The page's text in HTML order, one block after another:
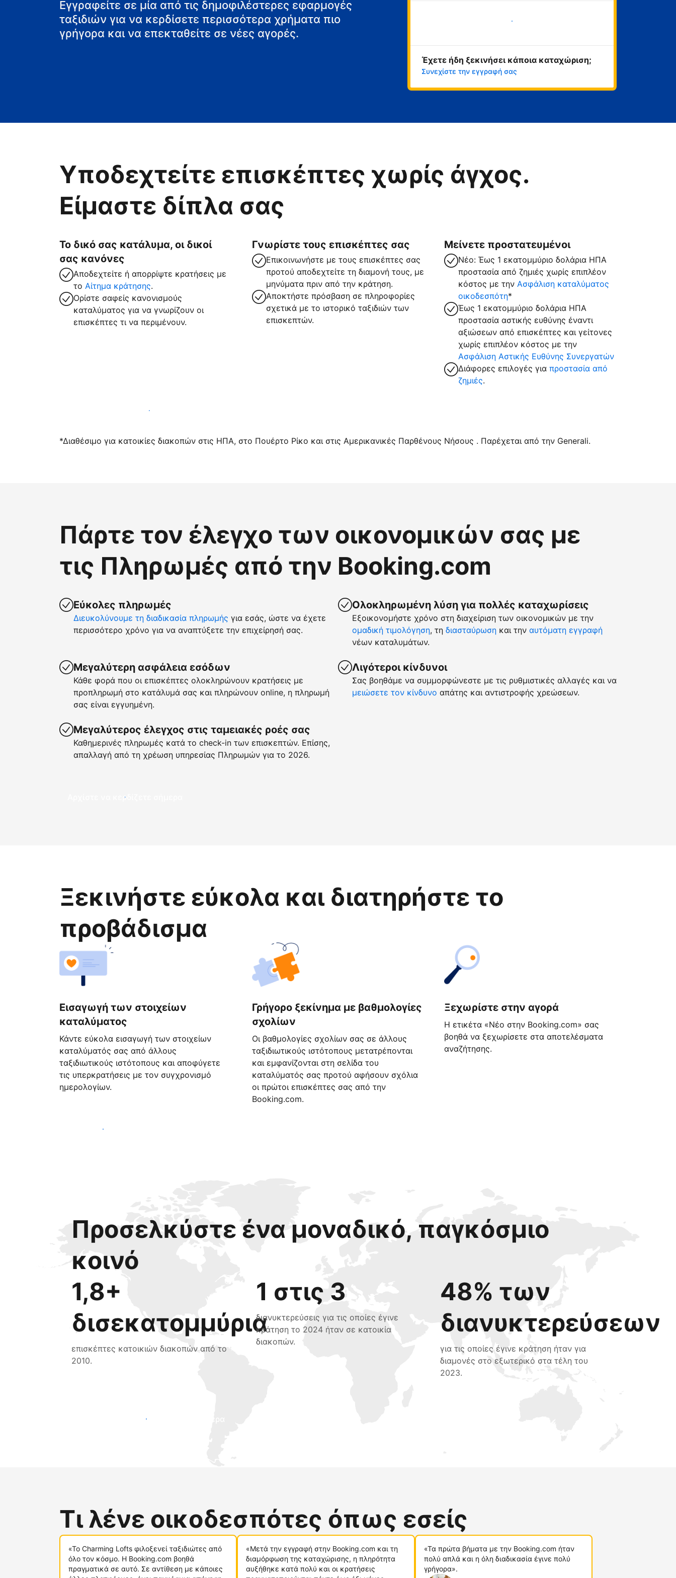
Εγγραφείτε σε μία από τις δημοφιλέστερες εφαρμογές
ταξιδιών για να κερδίσετε περισσότερα χρήματα πιο
γρήγορα και να επεκταθείτε σε νέες αγορές.
Ξεκινήστε τώρα
Έχετε ήδη ξεκινήσει κάποια καταχώριση;
Συνεχίστε την εγγραφή σας
Υποδεχτείτε επισκέπτες χωρίς άγχος.
Είμαστε δίπλα σας
Το δικό σας κατάλυμα, οι δικοί
σας κανόνες
Αποδεχτείτε ή απορρίψτε κρατήσεις με
το Αίτημα κράτησης.
Ορίστε σαφείς κανονισμούς
καταλύματος για να γνωρίζουν οι
επισκέπτες τι να περιμένουν.
Γνωρίστε τους επισκέπτες σας
Επικοινωνήστε με τους επισκέπτες σας
προτού αποδεχτείτε τη διαμονή τους, με
μηνύματα πριν από την κράτηση.
Αποκτήστε πρόσβαση σε πληροφορίες
σχετικά με το ιστορικό ταξιδιών των
επισκεπτών.
Μείνετε προστατευμένοι
Νέο: Έως 1 εκατομμύριο δολάρια ΗΠΑ
προστασία από ζημιές χωρίς επιπλέον
κόστος με τηνΑσφάλιση καταλύματος
οικοδεσπότη*
Έως 1 εκατομμύριο δολάρια ΗΠΑ
προστασία αστικής ευθύνης έναντι
αξιώσεων από επισκέπτες και γείτονες
χωρίς επιπλέον κόστος με την
Ασφάλιση Αστικής Ευθύνης Συνεργατών
Διάφορες επιλογές γιαπροστασία από
ζημιές.
Υποδεχτείτε επισκέπτες μαζί μας σήμερα
*Διαθέσιμο για κατοικίες διακοπών στις ΗΠΑ, στο Πουέρτο Ρίκο και στις Αμερικανικές Παρθένους Νήσους . Παρέχεται από την Generali.
Πάρτε τον έλεγχο των οικονομικών σας με
τις Πληρωμές από την Booking.com
Εύκολες πληρωμές
Διευκολύνουμε τη διαδικασία πληρωμής για εσάς, ώστε να έχετε
περισσότερο χρόνο για να αναπτύξετε την επιχείρησή σας.
Μεγαλύτερη ασφάλεια εσόδων
Κάθε φορά που οι επισκέπτες ολοκληρώνουν κρατήσεις με
προπληρωμή στο κατάλυμά σας και πληρώνουν online, η πληρωμή
σας είναι εγγυημένη.
Μεγαλύτερος έλεγχος στις ταμειακές ροές σας
Καθημερινές πληρωμές κατά το check-in των επισκεπτών. Επίσης,
απαλλαγή από τη χρέωση υπηρεσίας Πληρωμών για το 2026.
Ολοκληρωμένη λύση για πολλές καταχωρίσεις
Εξοικονομήστε χρόνο στη διαχείριση των οικονομικών με την
ομαδική τιμολόγηση, τη διασταύρωση και την αυτόματη εγγραφή
νέων καταλυμάτων.
Λιγότεροι κίνδυνοι
Σας βοηθάμε να συμμορφώνεστε με τις ρυθμιστικές αλλαγές και να
μειώσετε τον κίνδυνο απάτης και αντιστροφής χρεώσεων.
Αρχίστε να κερδίζετε σήμερα
Ξεκινήστε εύκολα και διατηρήστε το
προβάδισμα
Εισαγωγή των στοιχείων
καταλύματος
Κάντε εύκολα εισαγωγή των στοιχείων
καταλύματός σας από άλλους
ταξιδιωτικούς ιστότοπους και αποφύγετε
τις υπερκρατήσεις με τον συγχρονισμό
ημερολογίων.
Γρήγορο ξεκίνημα με βαθμολογίες
σχολίων
Οι βαθμολογίες σχολίων σας σε άλλους
ταξιδιωτικούς ιστότοπους μετατρέπονται
και εμφανίζονται στη σελίδα του
καταλύματός σας προτού αφήσουν σχόλια
οι πρώτοι επισκέπτες σας από την
Booking.com.
Ξεχωρίστε στην αγορά
Η ετικέτα «Νέο στην Booking.com» σας
βοηθά να ξεχωρίσετε στα αποτελέσματα
αναζήτησης.
Ξεκινήστε σήμερα
Προσελκύστε ένα μοναδικό, παγκόσμιο
κοινό
1,8+
δισεκατομμύρια
επισκέπτες κατοικιών διακοπών από το
2010.
1 στις 3
διανυκτερεύσεις για τις οποίες έγινε
κράτηση το 2024 ήταν σε κατοικία
διακοπών.
48% των
διανυκτερεύσεων
για τις οποίες έγινε κράτηση ήταν για
διαμονές στο εξωτερικό στα τέλη του
2023.
Προσελκύστε νέους επισκέπτες σήμερα
Τι λένε οικοδεσπότες όπως εσείς
«Το Charming Lofts φιλοξενεί ταξιδιώτες από
όλο τον κόσμο. Η Booking.com βοηθά
πραγματικά σε αυτό. Σε αντίθεση με κάποιες
«Μετά την εγγραφή στην Booking.com και τη
διαμόρφωση της καταχώρισης, η πληρότητα
αυξήθηκε κατά πολύ και οι κρατήσεις
«Τα πρώτα βήματα με την Booking.com ήταν
πολύ απλά και η όλη διαδικασία έγινε πολύ
γρήγορα».